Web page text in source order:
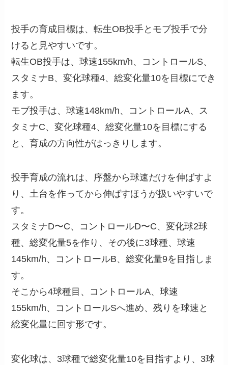
投手の育成目標は、転生OB投手とモブ投手で分
けると見やすいです。
転生OB投手は、球速155km/h、コントロールS、
スタミナB、変化球種4、総変化量10を目標にでき
ます。
モブ投手は、球速148km/h、コントロールA、ス
タミナC、変化球種4、総変化量10を目標にする
と、育成の方向性がはっきりします。
投手育成の流れは、序盤から球速だけを伸ばすよ
り、土台を作ってから伸ばすほうが扱いやすいで
す。
スタミナD〜C、コントロールD〜C、変化球2球
種、総変化量5を作り、その後に3球種、球速
145km/h、コントロールB、総変化量9を目指しま
す。
そこから4球種目、コントロールA、球速
155km/h、コントロールSへ進め、残りを球速と
総変化量に回す形です。
変化球は、3球種で総変化量10を目指すより、3球